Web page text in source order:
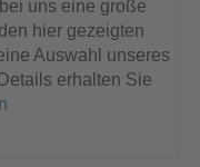
uns eine große
hier gezeigten
Auswahl unseres
erhalten Sie